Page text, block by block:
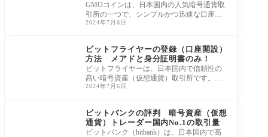
GMOコインは、日本国内の人気暗号通貨取
引所の一つで、シンプルかつ迅速な口座開
設プロセスを提供しています。初心者から
2024年7月6日
ビットフライヤーの登録（口座開設）
方法 メアドと身分証明書のみ！
ビットフライヤーは、日本国内で信頼性の
高い暗号資産（仮想通貨）取引所です。簡
単な手続きで口座を開設できるため、初め
2024年7月6日
ビットバンクの評判 暗号資産（仮想
通貨）トレーダー国内No.1の取引量
ビットバンク（bitbank）は、日本国内で高